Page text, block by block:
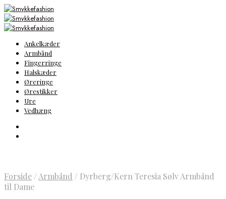
Ankelkæder
Armbånd
Fingerringe
Halskæder
Øreringe
Ørestikker
Ure
Vedhæng
Forside / Armbånd / Dyrberg/Kern Teresia Sølv Armbånd
til Dame